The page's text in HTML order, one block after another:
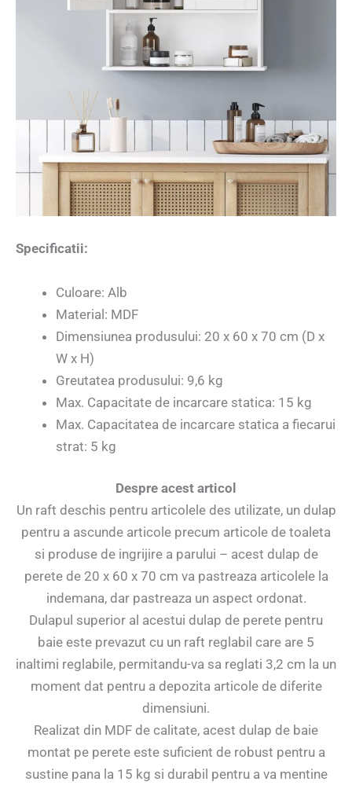
Specificatii:
Culoare: Alb
Material: MDF
Dimensiunea produsului: 20 x 60 x 70 cm (D x
W x H)
Greutatea produsului: 9,6 kg
Max. Capacitate de incarcare statica: 15 kg
Max. Capacitatea de incarcare statica a fiecarui
strat: 5 kg
Despre acest articol
Un raft deschis pentru articolele des utilizate, un dulap
pentru a ascunde articole precum articole de toaleta
si produse de ingrijire a parului – acest dulap de
perete de 20 x 60 x 70 cm va pastreaza articolele la
indemana, dar pastreaza un aspect ordonat.
Dulapul superior al acestui dulap de perete pentru
baie este prevazut cu un raft reglabil care are 5
inaltimi reglabile, permitandu-va sa reglati 3,2 cm la un
moment dat pentru a depozita articole de diferite
dimensiuni.
Realizat din MDF de calitate, acest dulap de baie
montat pe perete este suficient de robust pentru a
sustine pana la 15 kg si durabil pentru a va mentine